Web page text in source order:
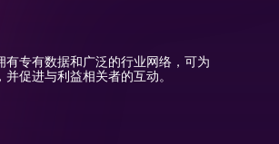
有专有数据和广泛的行业网络，可为
促进与利益相关者的互动。